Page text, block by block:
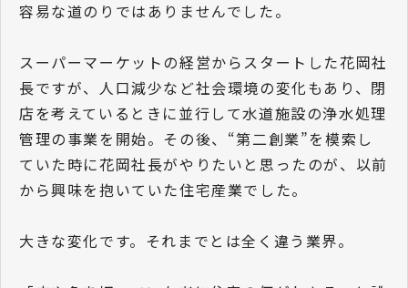
容易な道のりではありませんでした。
スーパーマーケットの経営からスタートした花岡社
長ですが、人口減少など社会環境の変化もあり、閉
店を考えているときに並行して水道施設の浄水処理
管理の事業を開始。その後、“第二創業”を模索し
ていた時に花岡社長がやりたいと思ったのが、以前
から興味を抱いていた住宅産業でした。
大きな変化です。それまでとは全く違う業界。